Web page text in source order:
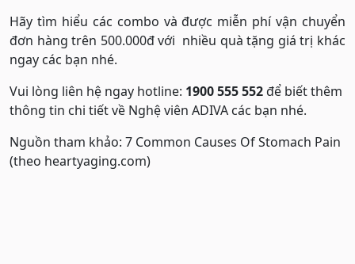
Hãy tìm hiểu các combo và được miễn phí vận chuyển
đơn hàng trên 500.000đ với nhiều quà tặng giá trị khác
ngay các bạn nhé.
Vui lòng liên hệ ngay hotline: 1900 555 552để biết thêm
thông tin chi tiết về Nghệ viên ADIVA các bạn nhé.
Nguồn tham khảo: 7 Common Causes Of Stomach Pain
(theo heartyaging.com)